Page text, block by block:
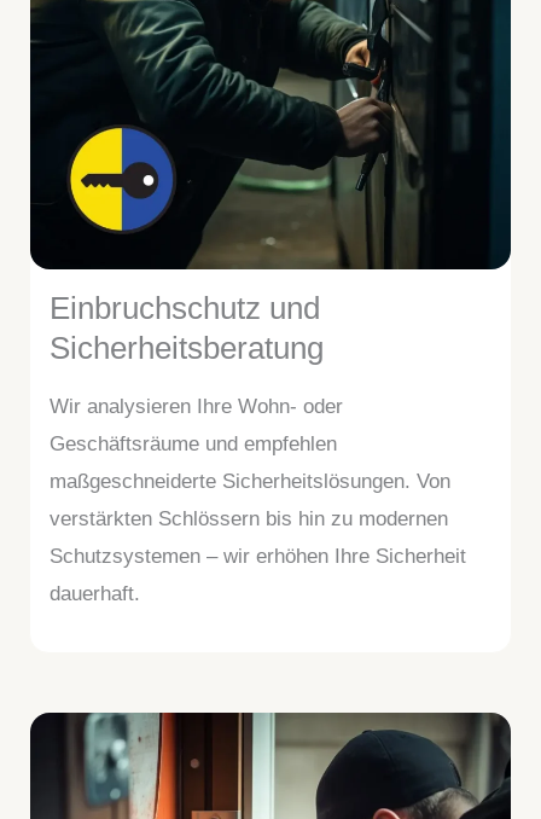
Einbruchschutz und
Sicherheitsberatung
Wir analysieren Ihre Wohn- oder
Geschäftsräume und empfehlen
maßgeschneiderte Sicherheitslösungen. Von
verstärkten Schlössern bis hin zu modernen
Schutzsystemen – wir erhöhen Ihre Sicherheit
dauerhaft.